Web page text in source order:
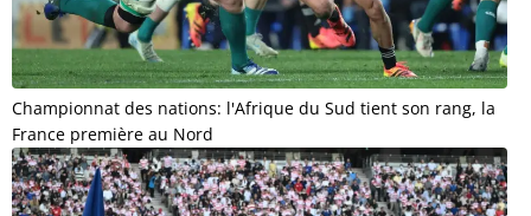
Championnat des nations: l'Afrique du Sud tient son rang, la
France première au Nord